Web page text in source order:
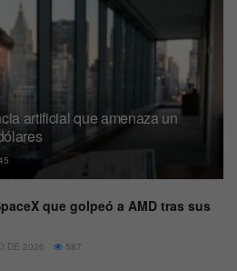
artificial que amenaza un
que golpeó a AMD tras sus
DE 2026 587